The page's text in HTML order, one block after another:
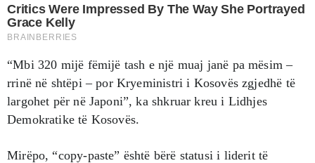
“Mbi 320 mijë fëmijë tash e një muaj janë pa mësim –
rrinë në shtëpi – por Kryeministri i Kosovës zgjedhë të
largohet për në Japoni”, ka shkruar kreu i Lidhjes
Demokratike të Kosovës.
Mirëpo, “copy-paste” është bërë statusi i liderit të